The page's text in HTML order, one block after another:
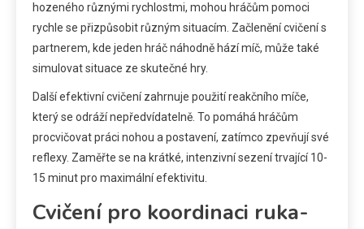
hozeného různými rychlostmi, mohou hráčům pomoci
rychle se přizpůsobit různým situacím. Začlenění cvičení s
partnerem, kde jeden hráč náhodně hází míč, může také
simulovat situace ze skutečné hry.
Další efektivní cvičení zahrnuje použití reakčního míče,
který se odráží nepředvídatelně. To pomáhá hráčům
procvičovat práci nohou a postavení, zatímco zpevňují své
reflexy. Zaměřte se na krátké, intenzivní sezení trvající 10-
15 minut pro maximální efektivitu.
Cvičení pro koordinaci ruka-